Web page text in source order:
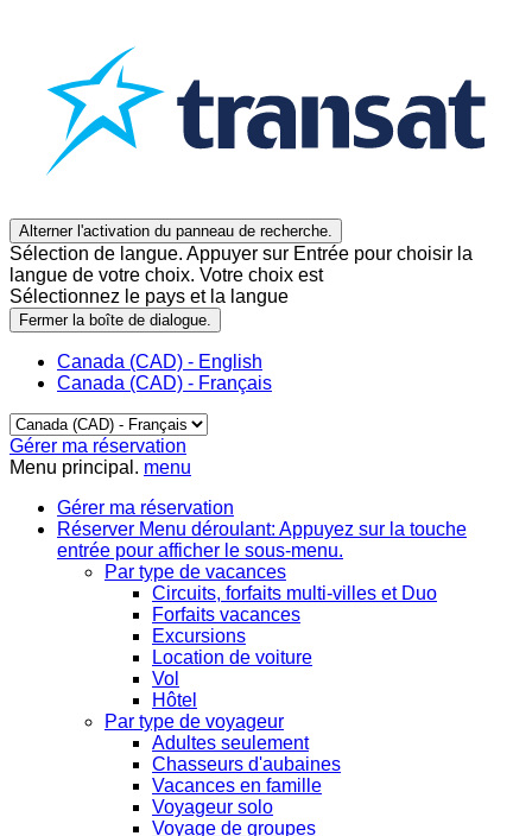
Alterner l'activation du panneau de recherche.
Sélection de langue. Appuyer sur Entrée pour choisir la
langue de votre choix. Votre choix est
Sélectionnez le pays et la langue
Fermer la boîte de dialogue.
Canada (CAD) - English
Canada (CAD) - Français
Gérer ma réservation
Menu principal. menu
Gérer ma réservation
Réserver Menu déroulant: Appuyez sur la touche
entrée pour afficher le sous-menu.
Par type de vacances
Circuits, forfaits multi-villes et Duo
Forfaits vacances
Excursions
Location de voiture
Vol
Hôtel
Par type de voyageur
Adultes seulement
Chasseurs d'aubaines
Vacances en famille
Voyageur solo
Voyage de groupes